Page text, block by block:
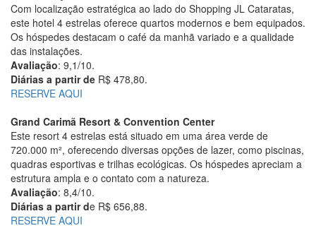
Com localização estratégica ao lado do Shopping JL Cataratas,
este hotel 4 estrelas oferece quartos modernos e bem equipados.
Os hóspedes destacam o café da manhã variado e a qualidade
das instalações.
Avaliação: 9,1/10.
Diárias a partir de R$ 478,80.
RESERVE AQUI
Grand Carimã Resort & Convention Center
Este resort 4 estrelas está situado em uma área verde de
720.000 m², oferecendo diversas opções de lazer, como piscinas,
quadras esportivas e trilhas ecológicas. Os hóspedes apreciam a
estrutura ampla e o contato com a natureza.
Avaliação: 8,4/10.
Diárias a partir de R$ 656,88.
RESERVE AQUI